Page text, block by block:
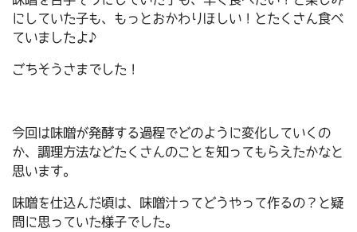
にしていた子も、もっとおかわりほしい！とたくさん食べ
ていましたよ♪
ごちそうさまでした！
今回は味噌が発酵する過程でどのように変化していくの
か、調理方法などたくさんのことを知ってもらえたかなと
思います。
味噌を仕込んだ頃は、味噌汁ってどうやって作るの？と疑
問に思っていた様子でした。